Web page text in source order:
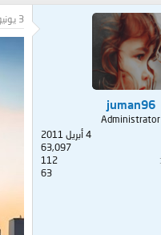
juman96
Administrator
4 أبريل 2011
63,097
112
63
3 يونيو 2026